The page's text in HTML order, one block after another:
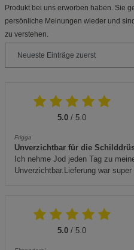
Produkt bei uns erworben haben. Sie
persönliche Meinungen wieder und
zu verstehen.
5.0 / 5.0
Frigga
Unverzichtbar für die
Ich nehme Jod jeden Tag zu
Unverzichtbar.Lieferung war
5.0 / 5.0